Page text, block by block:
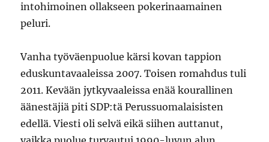
intohimoinen ollakseen pokerinaamainen
peluri.
Vanha työväenpuolue kärsi kovan tappion
eduskuntavaaleissa 2007. Toisen romahdus tuli
2011. Kevään jytkyvaaleissa enää kourallinen
äänestäjiä piti SDP:tä Perussuomalaisisten
edellä. Viesti oli selvä eikä siihen auttanut,